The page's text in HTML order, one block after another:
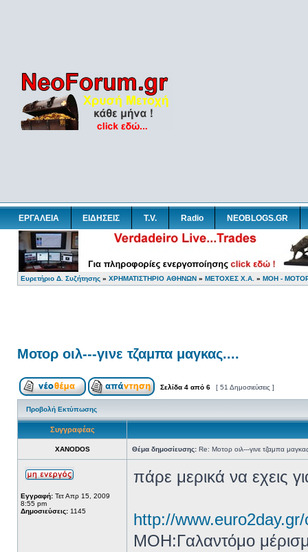
ΕΡΓΑΛΕΙΑ ΕΙΔΗΣΕΙΣ T.V. Radio NEOBLOGS.GR
Ευρετήριο Δ. Συζήτησης » ΧΡΗΜΑΤΙΣΤΗΡΙΟ ΑΘΗΝΩΝ » ΜΕΤΟΧΕΣ Χ.Α. » ΜΟΗ -
Μοτορ οιλ---γινε τζαμπα μαγκας....
Σελίδα 4 από 6 [ 51 Δημοσιεύσεις ]
Προβολή Εκτύπωσης
Συγγραφέας
XANODOS Θέμα δημοσίευσης: Re: Μοτορ οιλ---γινε τζαμπα
Εγγραφή: Τετ Απρ 15, 2009
8:55 pm
Δημοσιεύσεις: 1145
πάρε μερικά να εχεις
http://
ΜΟΗ:Γαλαντόμο